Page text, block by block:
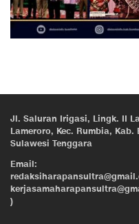
Jl. Saluran Irigasi, Lingk. II
Lameroro, Kec. Rumbia,
Sulawesi Tenggara
Email:
)